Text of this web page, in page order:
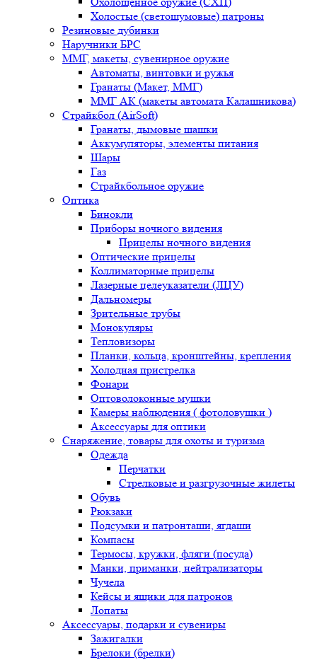
Холостые (светошумовые) патроны
Резиновые дубинки
Наручники БРС
ММГ, макеты, сувенирное оружие
Автоматы, винтовки и ружья
Гранаты (Макет, ММГ)
ММГ АК (макеты автомата Калашникова)
Страйкбол (AirSoft)
Гранаты, дымовые шашки
Аккумуляторы, элементы питания
Шары
Газ
Страйкбольное оружие
Оптика
Бинокли
Приборы ночного видения
Прицелы ночного видения
Оптические прицелы
Коллиматорные прицелы
Лазерные целеуказатели (ЛЦУ)
Дальномеры
Зрительные трубы
Монокуляры
Тепловизоры
Планки, кольца, кронштейны, крепления
Холодная пристрелка
Фонари
Оптоволоконные мушки
Камеры наблюдения ( фотоловушки )
Аксессуары для оптики
Снаряжение, товары для охоты и туризма
Одежда
Перчатки
Стрелковые и разгрузочные жилеты
Обувь
Рюкзаки
Подсумки и патронташи, ягдаши
Компасы
Термосы, кружки, фляги (посуда)
Манки, приманки, нейтрализаторы
Чучела
Кейсы и ящики для патронов
Лопаты
Аксессуары, подарки и сувениры
Зажигалки
Брелоки (брелки)